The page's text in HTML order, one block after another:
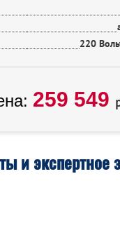
220
259 549
и экспертное